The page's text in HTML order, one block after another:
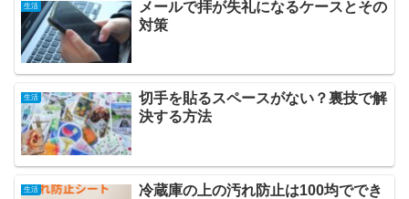
生活
メールで拝が失礼になるケースとその
対策
生活
切手を貼るスペースがない？裏技で解
決する方法
生活
冷蔵庫の上の汚れ防止は100均ででき